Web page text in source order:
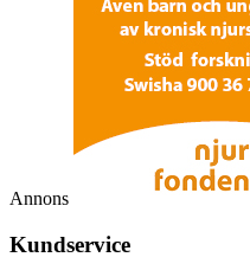
Annons
Kundservice